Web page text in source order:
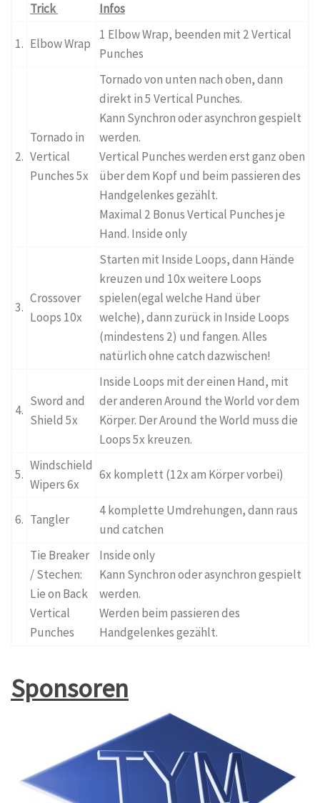
Trick Infos
1. Elbow Wrap
1 Elbow Wrap, beenden mit 2 Vertical
Punches
2.
Tornado in
Vertical
Punches 5x
Tornado von unten nach oben, dann
direkt in 5 Vertical Punches.
Kann Synchron oder asynchron gespielt
werden.
Vertical Punches werden erst ganz oben
über dem Kopf und beim passieren des
Handgelenkes gezählt.
Maximal 2 Bonus Vertical Punches je
Hand. Inside only
3.
Crossover
Loops 10x
Starten mit Inside Loops, dann Hände
kreuzen und 10x weitere Loops
spielen(egal welche Hand über
welche), dann zurück in Inside Loops
(mindestens 2) und fangen. Alles
natürlich ohne catch dazwischen!
4.
Sword and
Shield 5x
Inside Loops mit der einen Hand, mit
der anderen Around the World vor dem
Körper. Der Around the World muss die
Loops 5x kreuzen.
5.
Windschield
Wipers 6x
6x komplett (12x am Körper vorbei)
6. Tangler
4 komplette Umdrehungen, dann raus
und catchen
Tie Breaker
/ Stechen:
Lie on Back
Vertical
Punches
Inside only
Kann Synchron oder asynchron gespielt
werden.
Werden beim passieren des
Handgelenkes gezählt.
Sponsoren